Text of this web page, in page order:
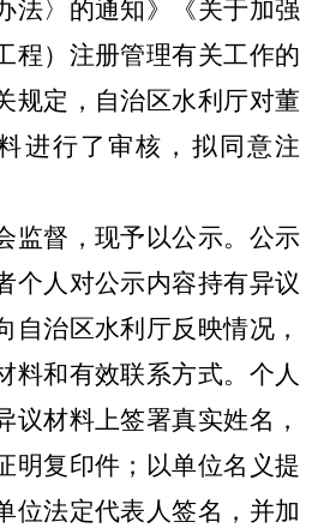
法〉的通知》《关于加强
程）注册管理有关工作的
规定，自治区水利厅对董
进行了审核，拟同意注
监督，现予以公示。公示
个人对公示内容持有异议
自治区水利厅反映情况，
料和有效联系方式。个人
议材料上签署真实姓名，
明复印件；以单位名义提
位法定代表人签名，并加